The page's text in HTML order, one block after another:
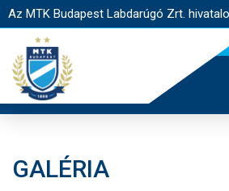
Az MTK Budapest Labdarúgó Zrt.
GALÉRIA